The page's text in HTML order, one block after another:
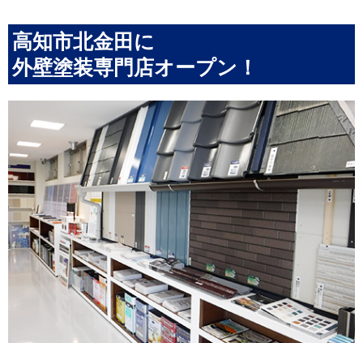
高知市北金田に
外壁塗装専門店オープン！